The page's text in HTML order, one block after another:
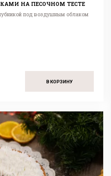
НА ПЕСОЧНОМ ТЕСТЕ
под воздушным облаком
В КОРЗИНУ